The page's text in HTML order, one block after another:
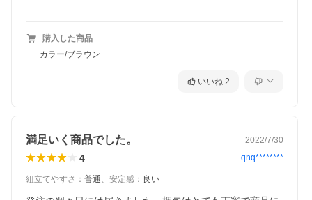
購入した商品
カラー/ブラウン
いいね 2
満足いく商品でした。 2022/7/30
4 qnq********
組立てやすさ ： 普通、 安定感 ： 良い